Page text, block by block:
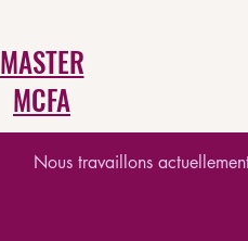
MASTER
MCFA
Nous travaillons